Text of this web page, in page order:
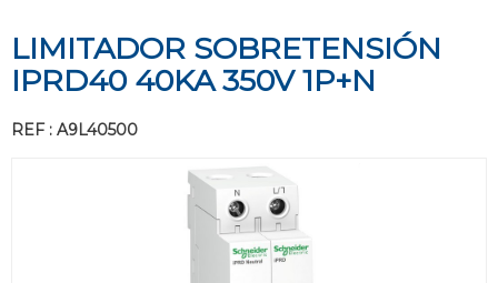
LIMITADOR SOBRETENSIÓN
IPRD40 40KA 350V 1P+N
REF : A9L40500